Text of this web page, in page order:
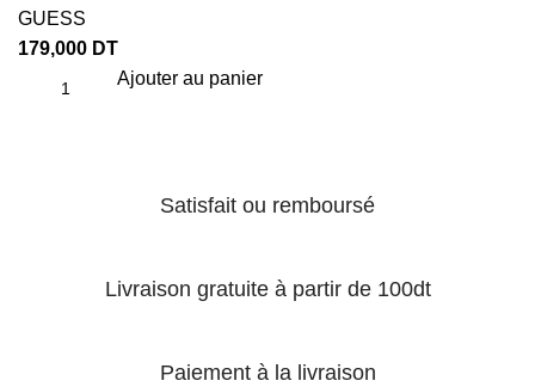
GUESS
179,000 DT
Ajouter au panier
Satisfait ou remboursé
Livraison gratuite à partir de 100dt
Paiement à la livraison